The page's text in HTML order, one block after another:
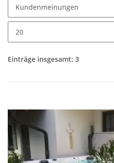
Einträge insgesamt: 3